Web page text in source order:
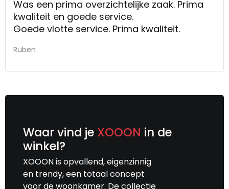
Was een prima overzichtelijke zaak. Prima
kwaliteit en goede service.
Goede vlotte service. Prima kwaliteit.
Ruben
Waar vind je XOOON in de
winkel?
XOOON is opvallend, eigenzinnig
en trendy, een totaal concept
voor de woonkamer. De collectie